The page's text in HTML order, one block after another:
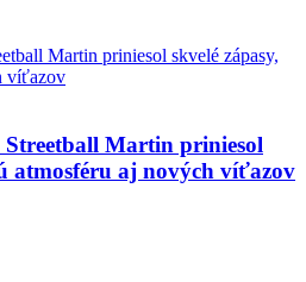
Martin priniesol
atmosféru aj nových víťazov